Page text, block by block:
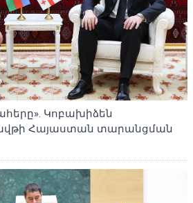
Կոբախիձեն
Հայաստան տարանցման